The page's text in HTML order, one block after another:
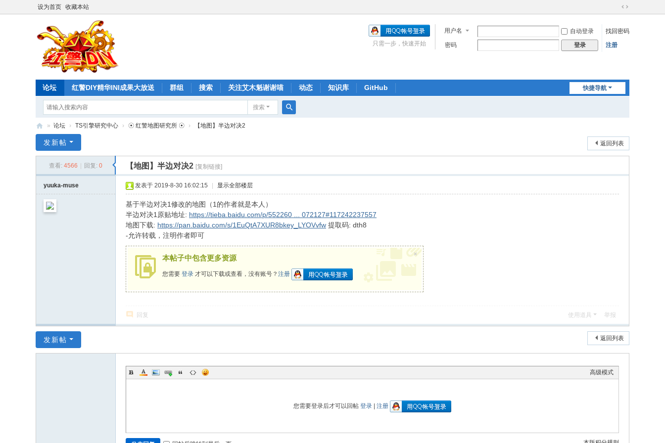
设为首页 收藏本站
切
到
用户名 自动登录
找回密码
密码
登录 注册
只需一步，快速开始
快捷导航
论坛 红警DIY精华INI成果大放送 群组 搜索 关注艾木魁谢谢喵 动态 知识库 GitHub
搜索
警
» 论坛 › TS引擎研究中心 › ☉ 红警地图研究所 ☉ › 【地图】半边对决2
返回列表
发新帖
查看: 4566 回复: 0 【地图】半边对决2 [复制链接]
yuuka-muse 发表于 2019-8-30 16:02:15 显示全部楼层
基于半边对决1修改的地图（1的作者就是本人）
半边对决1原贴地址: https://tieba.baidu.com/p/552260 ... 072127#117242237557
地图下载: https://pan.baidu.com/s/1EuQtA7XUR8bkey_LYOVvfw 提取码: dth8
-允许转载，注明作者即可
本帖子中包含更多资源
您需要 登录 才可以下载或查看，没有账号？ 注册
×
回复 使用道具 举报
返回列表
发新帖
高级模式
您需要登录后才可以回帖 登录 注册